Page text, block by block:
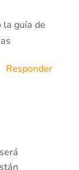
la guía de
Responder